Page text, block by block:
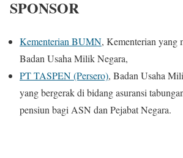
SPONSOR
Kementerian BUMN, Kementerian yang
Badan Usaha Milik Negara,
PT TASPEN (Persero), Badan Usaha
yang bergerak di bidang asuransi
pensiun bagi ASN dan Pejabat Negara.